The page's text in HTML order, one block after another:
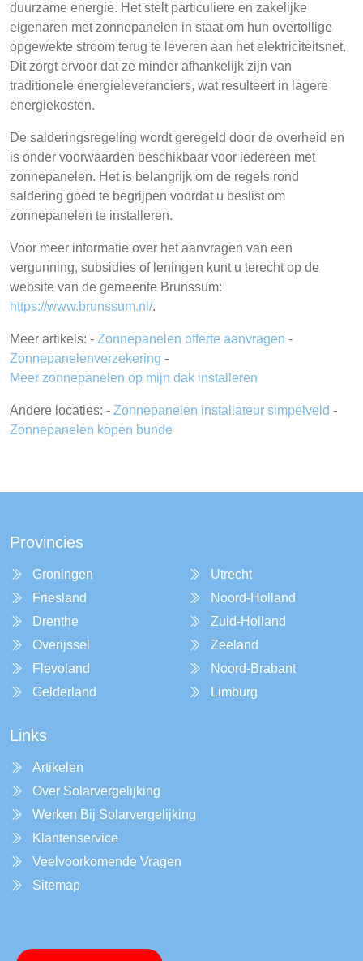
duurzame energie. Het stelt particuliere en zakelijke
eigenaren met zonnepanelen in staat om hun overtollige
opgewekte stroom terug te leveren aan het elektriciteitsnet.
Dit zorgt ervoor dat ze minder afhankelijk zijn van
traditionele energieleveranciers, wat resulteert in lagere
energiekosten.
De salderingsregeling wordt geregeld door de overheid en
is onder voorwaarden beschikbaar voor iedereen met
zonnepanelen. Het is belangrijk om de regels rond
saldering goed te begrijpen voordat u beslist om
zonnepanelen te installeren.
Voor meer informatie over het aanvragen van een
vergunning, subsidies of leningen kunt u terecht op de
website van de gemeente Brunssum:
https://www.brunssum.nl/.
Meer artikels: - Zonnepanelen offerte aanvragen -
Zonnepanelenverzekering -
Meer zonnepanelen op mijn dak installeren
Andere locaties: - Zonnepanelen installateur simpelveld -
Zonnepanelen kopen bunde
Provincies
Groningen
Friesland
Drenthe
Overijssel
Flevoland
Gelderland
Utrecht
Noord-Holland
Zuid-Holland
Zeeland
Noord-Brabant
Limburg
Links
Artikelen
Over Solarvergelijking
Werken Bij Solarvergelijking
Klantenservice
Veelvoorkomende Vragen
Sitemap